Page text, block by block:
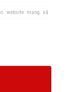
website mạng xã